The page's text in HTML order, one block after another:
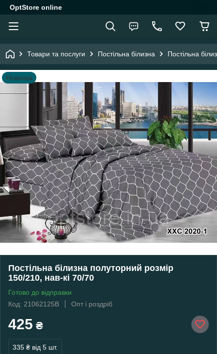
OptStore online
Товари та послуги Постільна білизна Постільна
Новинка
Постільна білизна полуторний розмір
150/210, нав-кі 70/70
Готово до відправки
Код: 21062125В
Опт і роздріб
425 ₴
335 ₴ від 5 шт.